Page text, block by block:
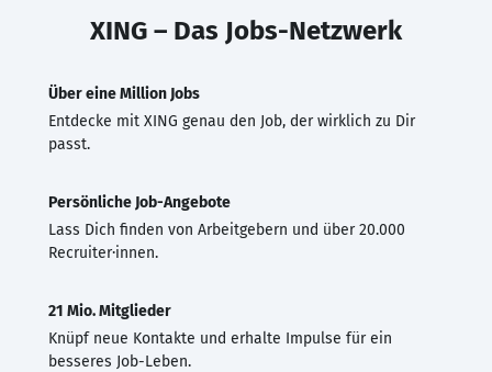
XING – Das Jobs-Netzwerk
Über eine Million Jobs
Entdecke mit XING genau den Job, der wirklich zu Dir
passt.
Persönliche Job-Angebote
Lass Dich finden von Arbeitgebern und über 20.000
Recruiter·innen.
21 Mio. Mitglieder
Knüpf neue Kontakte und erhalte Impulse für ein
besseres Job-Leben.